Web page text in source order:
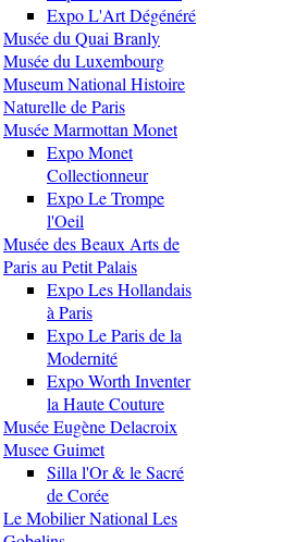
Expo L'Art Dégénéré
Musée du Quai Branly
Musée du Luxembourg
Museum National Histoire
Naturelle de Paris
Musée Marmottan Monet
Expo Monet
Collectionneur
Expo Le Trompe
l'Oeil
Musée des Beaux Arts de
Paris au Petit Palais
Expo Les Hollandais
à Paris
Expo Le Paris de la
Modernité
Expo Worth Inventer
la Haute Couture
Musée Eugène Delacroix
Musee Guimet
Silla l'Or & le Sacré
de Corée
Le Mobilier National Les